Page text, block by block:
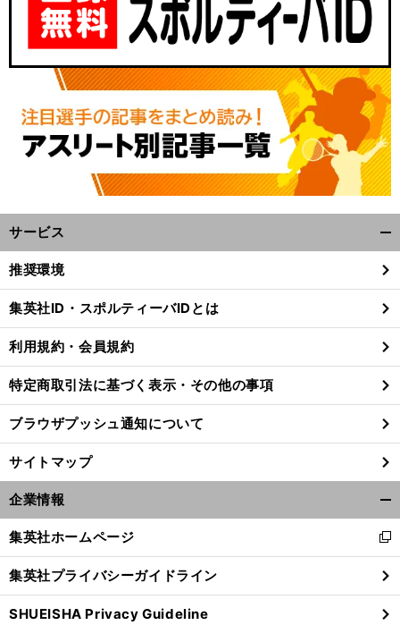
【
競
馬 】
桜花賞まで17日 。
「 2
015年３歳牝馬ランキング 」
サービス
閉
る
推奨環境
集英社ID・スポルティーバIDとは
利用規約・会員規約
特定商取引法に基づく表示・その他の事項
ブラウザプッシュ通知について
サイトマップ
企業情報
閉
る
集英社ホームページ
新
し
い
ウ
ィ
集英社プライバシーガイドライン
SHUEISHA Privacy Guideline